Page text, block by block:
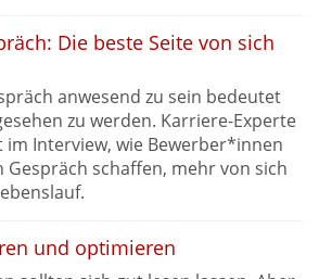
Die beste Seite von sich
anwesend zu sein bedeutet
zu werden. Karriere-Experte
im Interview, wie Bewerber*innen
Gespräch schaffen, mehr von sich
und optimieren